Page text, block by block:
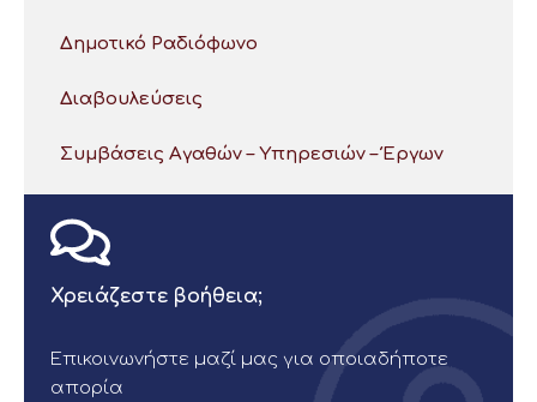
Δημοτικό Ραδιόφωνο
Διαβουλεύσεις
Συμβάσεις Αγαθών – Υπηρεσιών – Έργων
Χρειάζεστε βοήθεια;
Επικοινωνήστε μαζί μας για οποιαδήποτε
απορία